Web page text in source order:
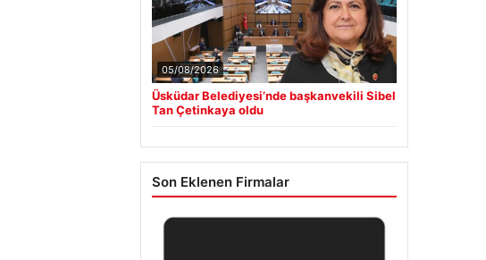
05/08/2026
Üsküdar Belediyesi’nde başkanvekili Sibel
Tan Çetinkaya oldu
Son Eklenen Firmalar